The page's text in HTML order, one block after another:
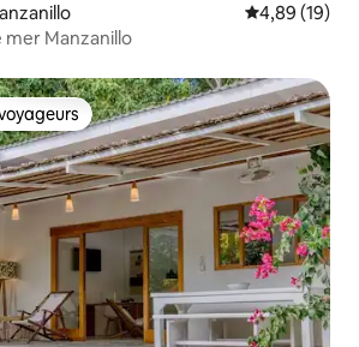
Évaluation
4,89 (19)
mer Manzanillo
les plus appréciés